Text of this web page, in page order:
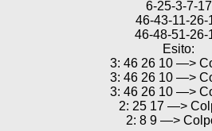
6-25-3-7-17
46-43-11-26-
46-48-51-26-
Esito:
3: 46 26 10 —>
3: 46 26 10 —>
3: 46 26 10 —>
2: 25 17 —>
2: 8 9 —>